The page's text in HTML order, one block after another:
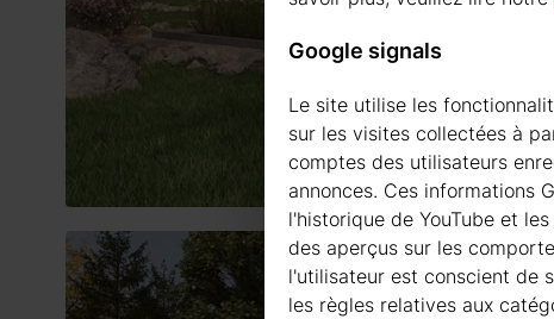
Google signals
Le site utilise les
sur les visites collectées à
comptes des utilisateurs
annonces. Ces informations
l'historique de YouTube et
des aperçus sur les
l'utilisateur est conscient de
les règles relatives aux